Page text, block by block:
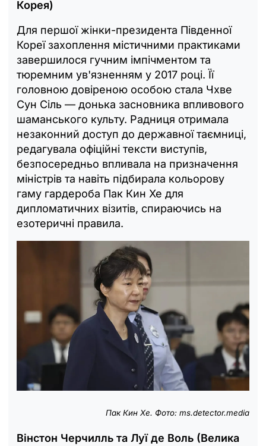
Корея)
Для першої жінки-президента Південної
Кореї захоплення містичними практиками
завершилося гучним імпічментом та
тюремним ув'язненням у 2017 році. Її
головною довіреною особою стала Чхве
Сун Сіль — донька засновника впливового
шаманського культу. Радниця отримала
незаконний доступ до державної таємниці,
редагувала офіційні тексти виступів,
безпосередньо впливала на призначення
міністрів та навіть підбирала кольорову
гаму гардероба Пак Кин Хе для
дипломатичних візитів, спираючись на
езотеричні правила.
Пак Кин Хе. Фото: ms.detector.media
Вінстон Черчилль та Луї де Воль (Велика